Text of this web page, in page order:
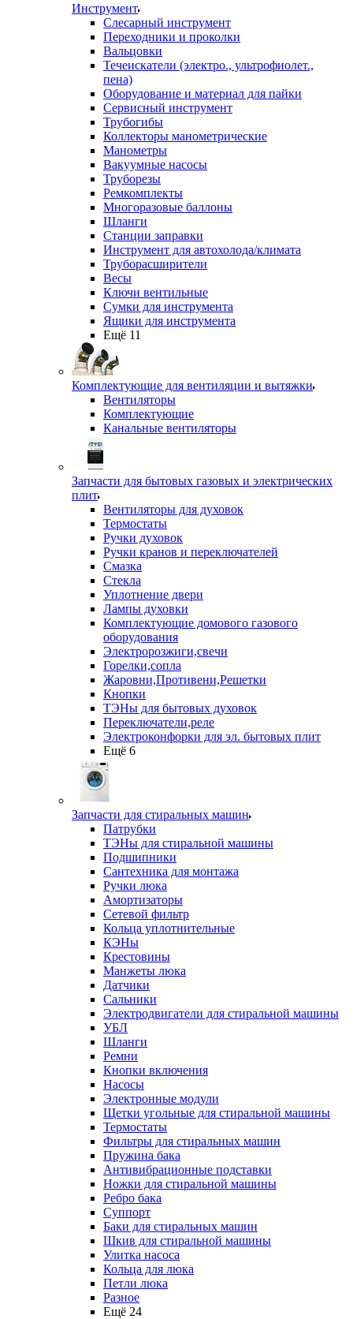
Инструмент
Слесарный инструмент
Переходники и проколки
Вальцовки
Течеискатели (электро., ультрофиолет.,
пена)
Оборудование и материал для пайки
Сервисный инструмент
Трубогибы
Коллекторы манометрические
Манометры
Вакуумные насосы
Труборезы
Ремкомплекты
Многоразовые баллоны
Шланги
Станции заправки
Инструмент для автохолода/климата
Труборасширители
Весы
Ключи вентильные
Сумки для инструмента
Ящики для инструмента
Ещё 11
Комплектующие для вентиляции и вытяжки
Вентиляторы
Комплектующие
Канальные вентиляторы
Запчасти для бытовых газовых и электрических
плит
Вентиляторы для духовок
Термостаты
Ручки духовок
Ручки кранов и переключателей
Смазка
Стекла
Уплотнение двери
Лампы духовки
Комплектующие домового газового
оборудования
Электророзжиги,свечи
Горелки,сопла
Жаровни,Противени,Решетки
Кнопки
ТЭНы для бытовых духовок
Переключатели,реле
Электроконфорки для эл. бытовых плит
Ещё 6
Запчасти для стиральных машин
Патрубки
ТЭНы для стиральной машины
Подшипники
Сантехника для монтажа
Ручки люка
Амортизаторы
Сетевой фильтр
Кольца уплотнительные
КЭНы
Крестовины
Манжеты люка
Датчики
Сальники
Электродвигатели для стиральной машины
УБЛ
Шланги
Ремни
Кнопки включения
Насосы
Электронные модули
Щетки угольные для стиральной машины
Термостаты
Фильтры для стиральных машин
Пружина бака
Антивибрационные подставки
Ножки для стиральной машины
Ребро бака
Суппорт
Баки для стиральных машин
Шкив для стиральной машины
Улитка насоса
Кольца для люка
Петли люка
Разное
Ещё 24